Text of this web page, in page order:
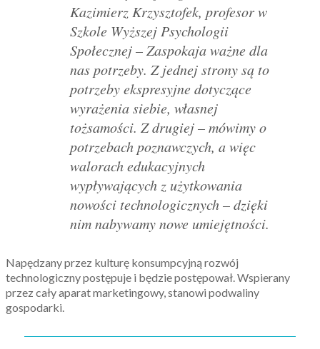
Kazimierz Krzysztofek, profesor w
Szkole Wyższej Psychologii
Społecznej– Zaspokaja ważne dla
nas potrzeby. Z jednej strony są to
potrzeby ekspresyjne dotyczące
wyrażenia siebie, własnej
tożsamości. Z drugiej – mówimy o
potrzebach poznawczych, a więc
walorach edukacyjnych
wypływających z użytkowania
nowości technologicznych – dzięki
nim nabywamy nowe umiejętności.
Napędzany przez kulturę konsumpcyjną rozwój
technologiczny postępuje i będzie postępował. Wspierany
przez cały aparat marketingowy, stanowi podwaliny
gospodarki.